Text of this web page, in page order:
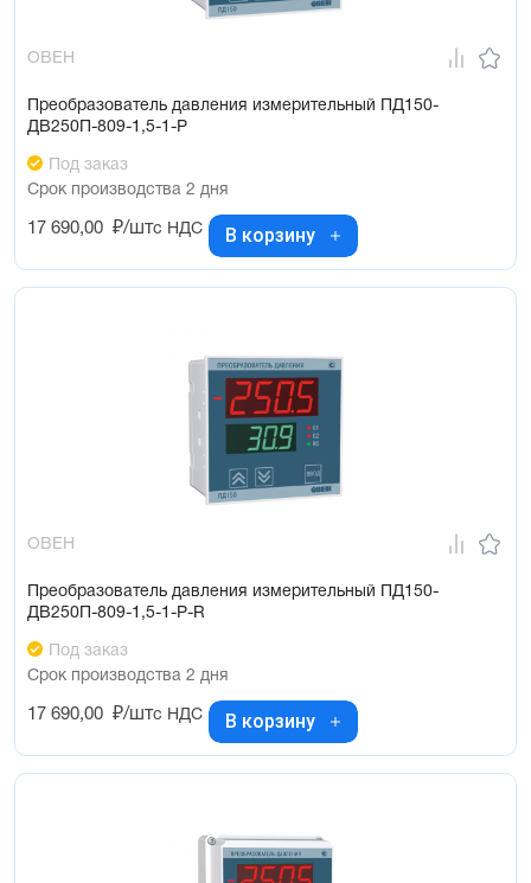
ОВЕН
Преобразователь давления измерительный ПД150-
ДВ250П-809-1,5-1-Р
Под заказ
Срок производства 2 дня
17 690,00 ₽/штс НДС В корзину
ОВЕН
Преобразователь давления измерительный ПД150-
ДВ250П-809-1,5-1-Р-R
Под заказ
Срок производства 2 дня
17 690,00 ₽/штс НДС В корзину